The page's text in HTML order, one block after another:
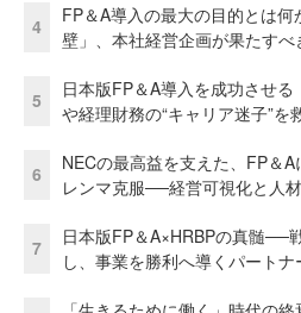
4
FP＆A導入の最大の目的とは
壁」、本社経営企画が果たす
5
日本版FP＆A導入を成功させ
や経理財務の“キャリア迷子”を
6
NECの最高益を支えた、FP＆
レンマ克服──経営可視化と人
7
日本版FP＆A×HRBPの真髄──
し、事業を勝利へ導くパート